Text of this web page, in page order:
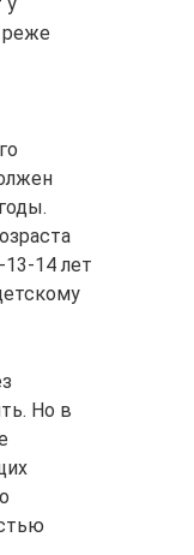
реже
14 лет
Но в